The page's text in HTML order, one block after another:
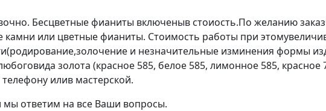
Бесцветные фианиты включеныв стоиость.По желанию
или цветные фианиты. Стоимость работы при
и незначительные изминения формы
золота (красное 585, белое 585, лимонное 585,
илив мастерской.
ответим на все Ваши вопросы.